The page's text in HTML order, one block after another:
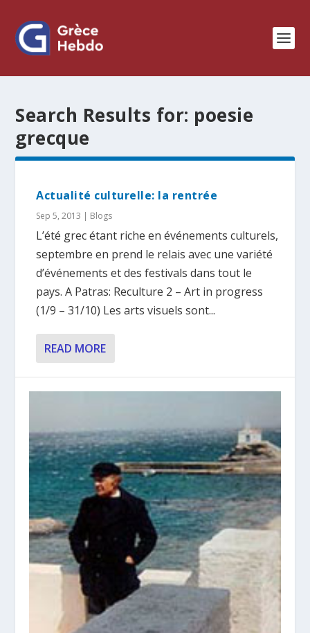
Search Results for: poesie
grecque
Actualité culturelle: la rentrée
Sep 5, 2013 | Blogs
L’été grec étant riche en événements culturels,
septembre en prend le relais avec une variété
d’événements et des festivals dans tout le
pays. A Patras: Reculture 2 – Art in progress
(1/9 – 31/10) Les arts visuels sont...
READ MORE